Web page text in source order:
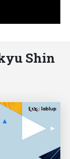
Shin